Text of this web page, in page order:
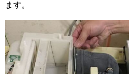
ます。